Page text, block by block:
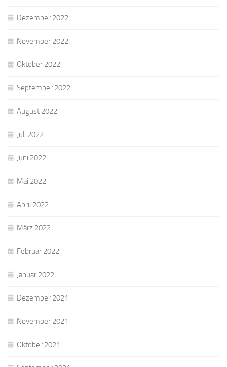
Dezember 2022
November 2022
Oktober 2022
September 2022
August 2022
Juli 2022
Juni 2022
Mai 2022
April 2022
März 2022
Februar 2022
Januar 2022
Dezember 2021
November 2021
Oktober 2021